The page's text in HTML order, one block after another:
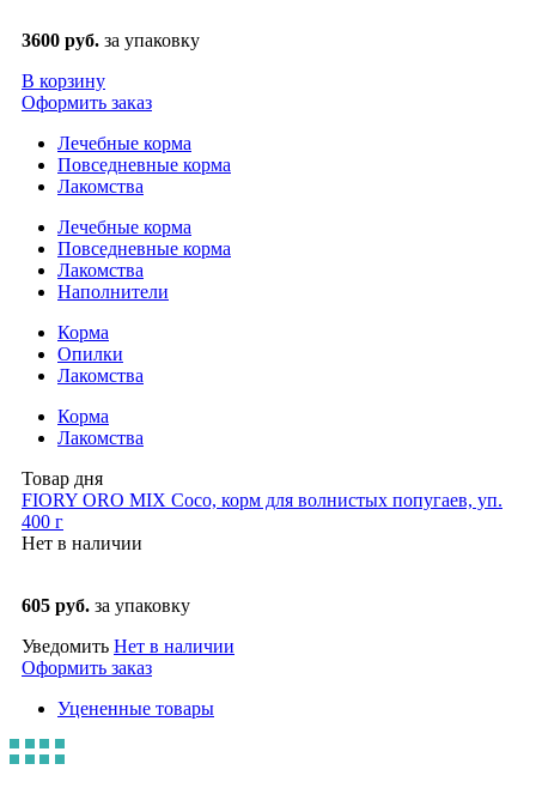
3600 руб. за упаковку
В корзину
Оформить заказ
Лечебные корма
Повседневные корма
Лакомства
Лечебные корма
Повседневные корма
Лакомства
Наполнители
Корма
Опилки
Лакомства
Корма
Лакомства
Товар дня
FIORY ORO MIX Coco, корм для волнистых попугаев, уп.
400 г
Нет в наличии
605 руб. за упаковку
Уведомить Нет в наличии
Оформить заказ
Уцененные товары